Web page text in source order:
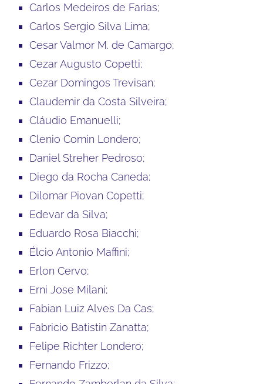
Carlos Medeiros de Farias;
Carlos Sergio Silva Lima;
Cesar Valmor M. de Camargo;
Cezar Augusto Copetti;
Cezar Domingos Trevisan;
Claudemir da Costa Silveira;
Cláudio Emanuelli;
Clenio Comin Londero;
Daniel Streher Pedroso;
Diego da Rocha Caneda;
Dilomar Piovan Copetti;
Edevar da Silva;
Eduardo Rosa Biacchi;
Élcio Antonio Maffini;
Erlon Cervo;
Erni Jose Milani;
Fabian Luiz Alves Da Cas;
Fabricio Batistin Zanatta;
Felipe Richter Londero;
Fernando Frizzo;